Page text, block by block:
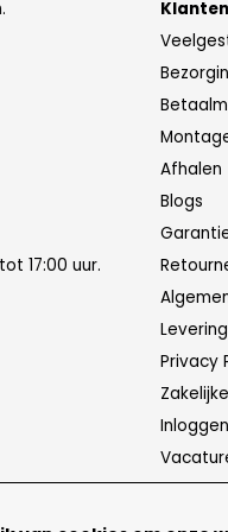
17:00 uur.
Afhalen
Blogs
Privacy